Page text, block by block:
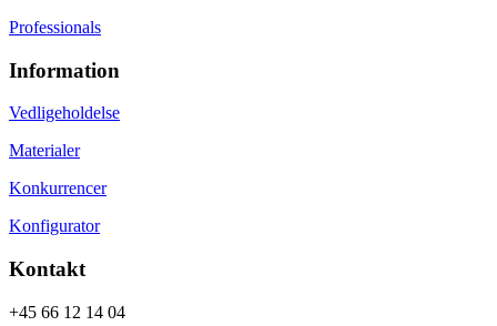
Professionals
Information
Vedligeholdelse
Materialer
Konkurrencer
Konfigurator
Kontakt
+45 66 12 14 04